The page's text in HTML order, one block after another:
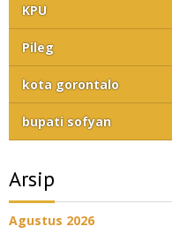
KPU
Pileg
kota gorontalo
bupati sofyan
Arsip
Agustus 2026